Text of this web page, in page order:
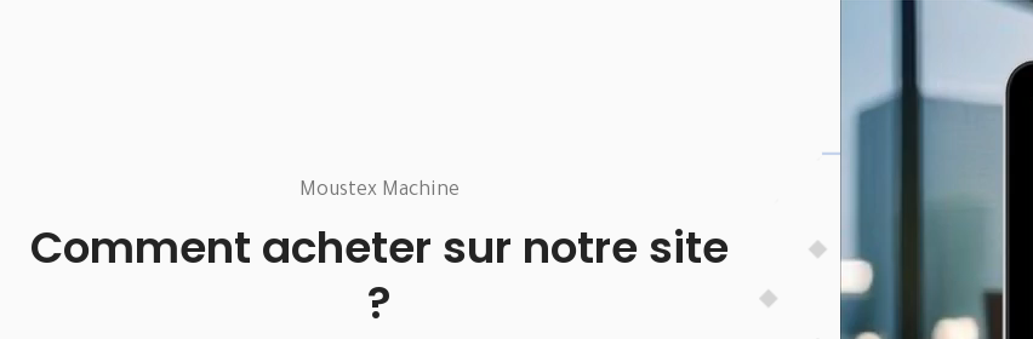
Moustex Machine
Comment acheter sur notre site
?